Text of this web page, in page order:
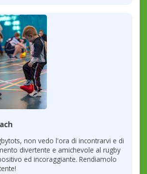
non vedo l'ora di incontrarvi e di
divertente e amichevole al rugby
ed incoraggiante. Rendiamolo